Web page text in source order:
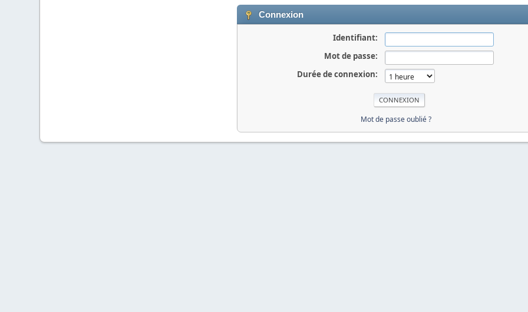
Connexion
Identifiant:
Mot de passe:
Durée de connexion:
Mot de passe oublié ?